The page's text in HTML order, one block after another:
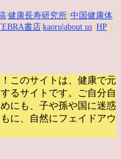
健康長寿研究所 中国健康体
書店 kaoru |about us HP
このサイトは、健康で元
るサイトです。
ご自分自
にも、子や孫や国に迷惑
に、自然にフェイドアウ